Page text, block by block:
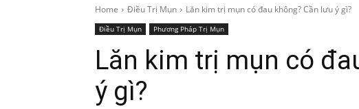
Home Điều Trị Mụn Lăn kim trị mụn có đau không? Cần lưu ý gì?
Điều Trị Mụn Phương Pháp Trị Mụn
Lăn kim trị mụn có
ý gì?